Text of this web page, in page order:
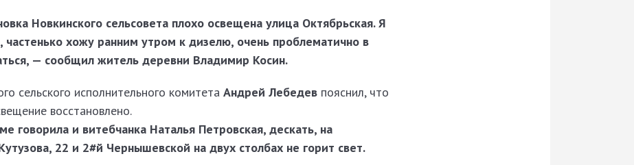
Новкинского сельсовета плохо освещена улица Октябрьская. Я
частенько хожу ранним утром к дизелю, очень проблематично в
— сообщил житель деревни Владимир Косин.
сельского исполнительного комитета Андрей Лебедев пояснил, что
восстановлено.
говорила и витебчанка Наталья Петровская, дескать, на
22 и 2#й Чернышевской на двух столбах не горит свет.